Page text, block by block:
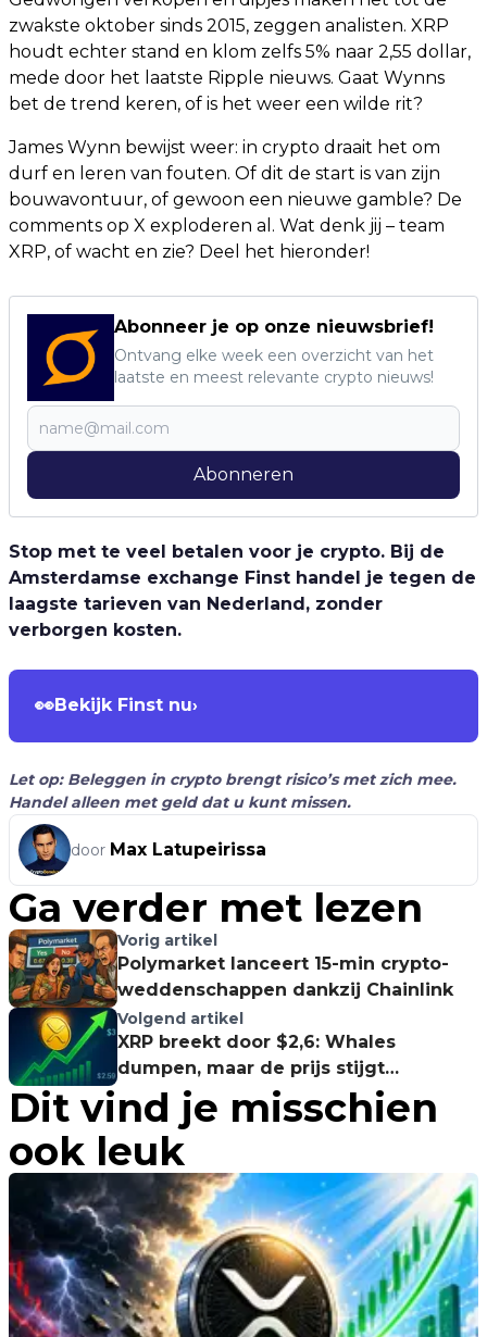
zwakste oktober sinds 2015, zeggen analisten. XRP
houdt echter stand en klom zelfs 5% naar 2,55 dollar,
mede door het laatste Ripple nieuws. Gaat Wynns
bet de trend keren, of is het weer een wilde rit?
James Wynn bewijst weer: in crypto draait het om
durf en leren van fouten. Of dit de start is van zijn
bouwavontuur, of gewoon een nieuwe gamble? De
comments op X exploderen al. Wat denk jij – team
XRP, of wacht en zie? Deel het hieronder!
Abonneer je op onze nieuwsbrief!
Ontvang elke week een overzicht van het
laatste en meest relevante crypto nieuws!
Abonneren
Stop met te veel betalen voor je crypto. Bij de
Amsterdamse exchange Finst handel je tegen de
laagste tarieven van Nederland, zonder
verborgen kosten.
👀Bekijk Finst nu›
Let op: Beleggen in crypto brengt risico’s met zich mee.
Handel alleen met geld dat u kunt missen.
door Max Latupeirissa
Ga verder met lezen
Vorig artikel
Polymarket lanceert 15-min crypto-
weddenschappen dankzij Chainlink
Volgend artikel
XRP breekt door $2,6: Whales
dumpen, maar de prijs stijgt
onverstoorbaar door
Dit vind je misschien
ook leuk